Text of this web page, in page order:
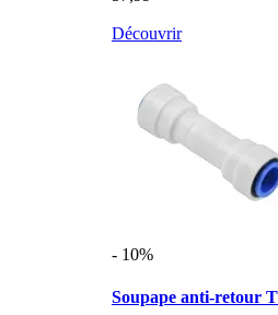
Découvrir
- 10%
Soupape anti-retour